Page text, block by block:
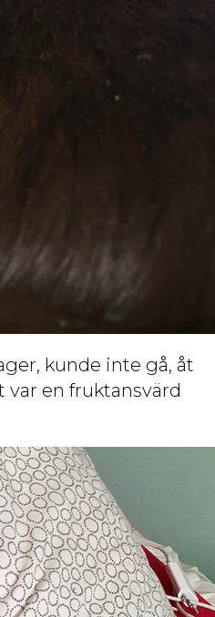
kunde inte gå, åt
var en fruktansvärd